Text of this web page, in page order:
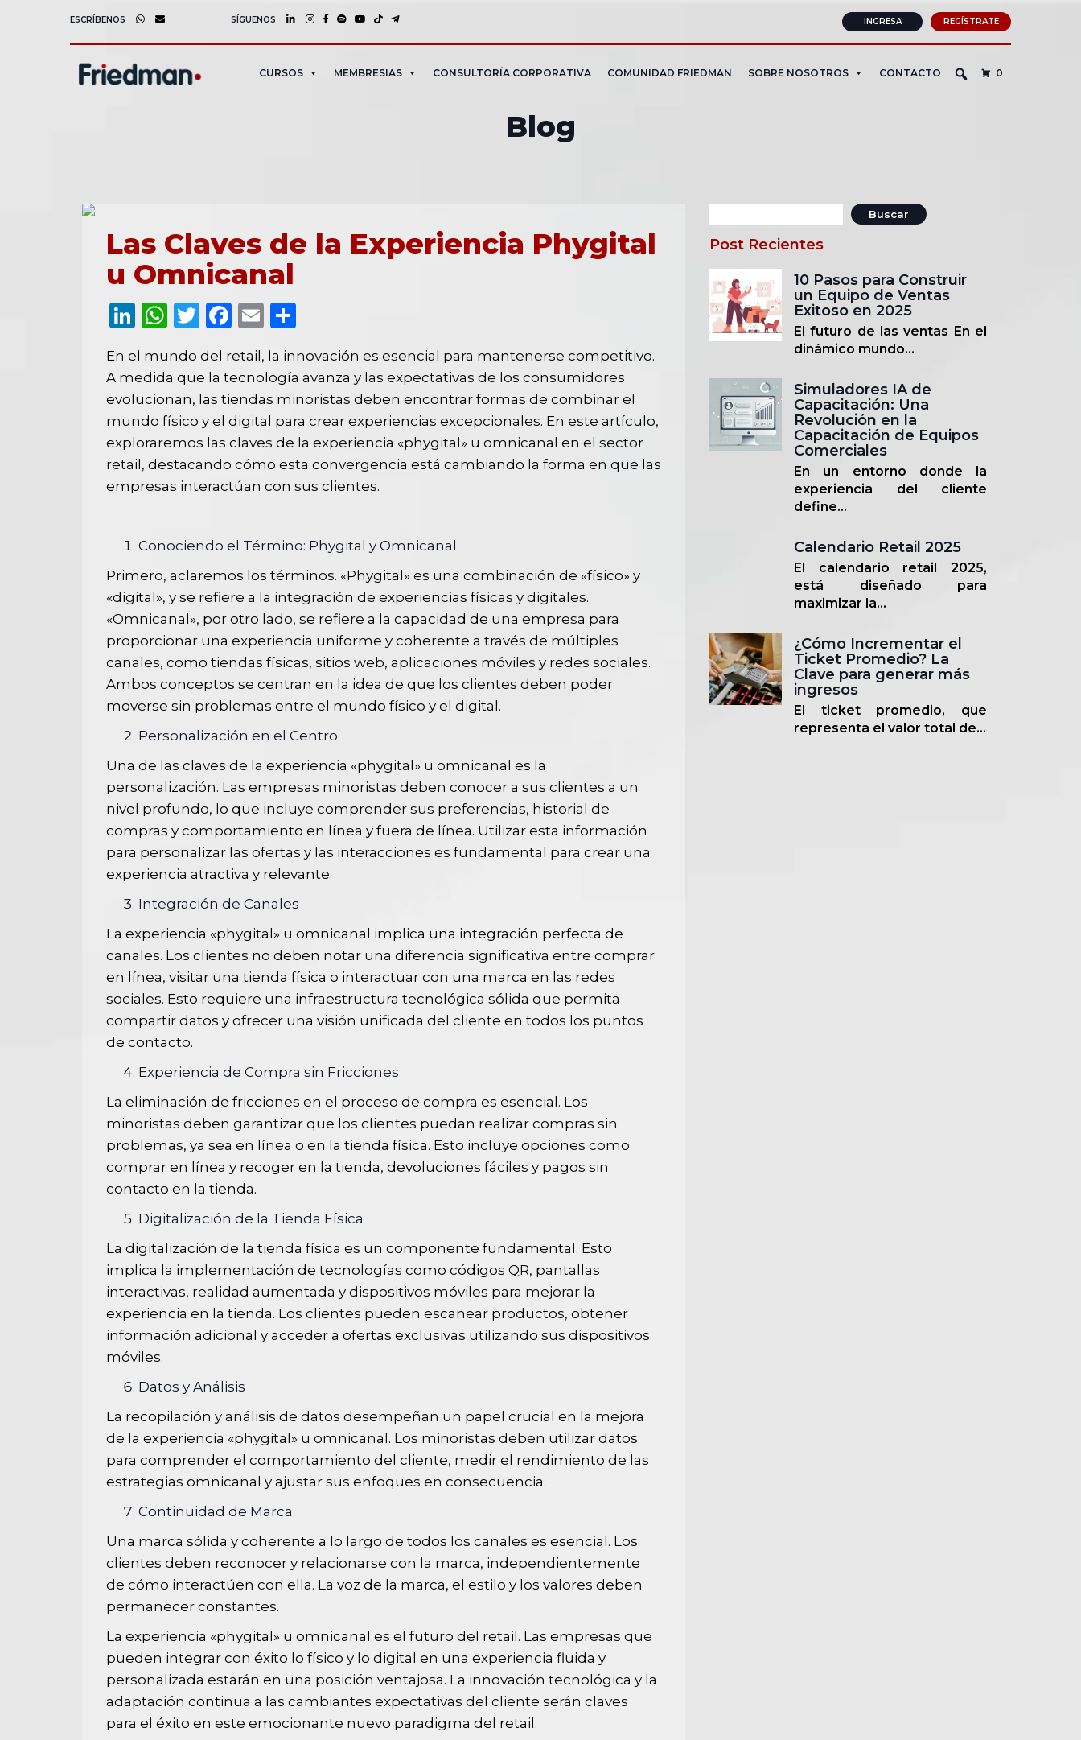
ESCRÍBENOS SÍGUENOS INGRESA REGÍSTRATE
CURSOS MEMBRESIAS CONSULTORÍA CORPORATIVA COMUNIDAD FRIEDMAN SOBRE NOSOTROS CONTACTO 0
Blog
Las Claves de la Experiencia Phygital
u Omnicanal
LinkedIn
WhatsApp
Twitter
Facebook
Email
En el mundo del retail, la innovación es esencial para mantenerse competitivo.
A medida que la tecnología avanza y las expectativas de los consumidores
evolucionan, las tiendas minoristas deben encontrar formas de combinar el
mundo físico y el digital para crear experiencias excepcionales. En este artículo,
exploraremos las claves de la experiencia «phygital» u omnicanal en el sector
retail, destacando cómo esta convergencia está cambiando la forma en que las
empresas interactúan con sus clientes.
Conociendo el Término: Phygital y Omnicanal
Primero, aclaremos los términos. «Phygital» es una combinación de «físico» y
«digital», y se refiere a la integración de experiencias físicas y digitales.
«Omnicanal», por otro lado, se refiere a la capacidad de una empresa para
proporcionar una experiencia uniforme y coherente a través de múltiples
canales, como tiendas físicas, sitios web, aplicaciones móviles y redes sociales.
Ambos conceptos se centran en la idea de que los clientes deben poder
moverse sin problemas entre el mundo físico y el digital.
Personalización en el Centro
Una de las claves de la experiencia «phygital» u omnicanal es la
personalización. Las empresas minoristas deben conocer a sus clientes a un
nivel profundo, lo que incluye comprender sus preferencias, historial de
compras y comportamiento en línea y fuera de línea. Utilizar esta información
para personalizar las ofertas y las interacciones es fundamental para crear una
experiencia atractiva y relevante.
Integración de Canales
La experiencia «phygital» u omnicanal implica una integración perfecta de
canales. Los clientes no deben notar una diferencia significativa entre comprar
en línea, visitar una tienda física o interactuar con una marca en las redes
sociales. Esto requiere una infraestructura tecnológica sólida que permita
compartir datos y ofrecer una visión unificada del cliente en todos los puntos
de contacto.
Experiencia de Compra sin Fricciones
La eliminación de fricciones en el proceso de compra es esencial. Los
minoristas deben garantizar que los clientes puedan realizar compras sin
problemas, ya sea en línea o en la tienda física. Esto incluye opciones como
comprar en línea y recoger en la tienda, devoluciones fáciles y pagos sin
contacto en la tienda.
Digitalización de la Tienda Física
La digitalización de la tienda física es un componente fundamental. Esto
implica la implementación de tecnologías como códigos QR, pantallas
interactivas, realidad aumentada y dispositivos móviles para mejorar la
experiencia en la tienda. Los clientes pueden escanear productos, obtener
información adicional y acceder a ofertas exclusivas utilizando sus dispositivos
móviles.
Datos y Análisis
La recopilación y análisis de datos desempeñan un papel crucial en la mejora
de la experiencia «phygital» u omnicanal. Los minoristas deben utilizar datos
para comprender el comportamiento del cliente, medir el rendimiento de las
estrategias omnicanal y ajustar sus enfoques en consecuencia.
Continuidad de Marca
Una marca sólida y coherente a lo largo de todos los canales es esencial. Los
clientes deben reconocer y relacionarse con la marca, independientemente
de cómo interactúen con ella. La voz de la marca, el estilo y los valores deben
permanecer constantes.
La experiencia «phygital» u omnicanal es el futuro del retail. Las empresas que
pueden integrar con éxito lo físico y lo digital en una experiencia fluida y
personalizada estarán en una posición ventajosa. La innovación tecnológica y la
adaptación continua a las cambiantes expectativas del cliente serán claves
para el éxito en este emocionante nuevo paradigma del retail.
Post Recientes
10 Pasos para Construir
un Equipo de Ventas
Exitoso en 2025
El futuro de las ventas En el
dinámico mundo...
Simuladores IA de
Capacitación: Una
Revolución en la
Capacitación de Equipos
Comerciales
En un entorno donde la
experiencia del cliente
define...
Calendario Retail 2025
El calendario retail 2025,
está diseñado para
maximizar la...
¿Cómo Incrementar el
Ticket Promedio? La
Clave para generar más
ingresos
El ticket promedio, que
representa el valor total de...